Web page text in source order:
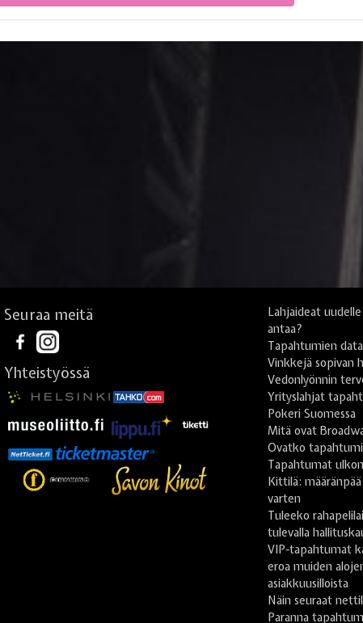
Seuraa meitä
Yhteistyössä
Lahjaideat
antaa?
Tapahtumien data
Vinkkejä sopivan
Vedonlyönnin
Yrityslahjat
Pokeri Suomessa
Mitä ovat
Ovatko
Tapahtumat
Kittilä:
varten
Tuleeko
tulevalla
VIP-tapahtumat
eroa muiden
asiakkuusilloista
Näin seuraat
Paranna